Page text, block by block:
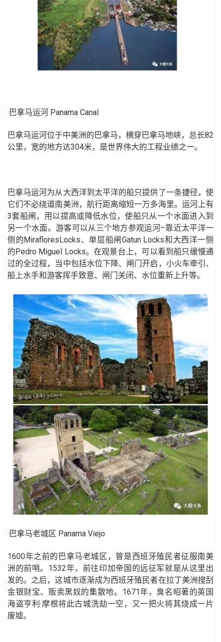
·巴拿马运河 Panama Canal
巴拿马运河位于中美洲的巴拿马，横穿巴拿马地峡，总长82
公里，宽的地方达304米，是世界伟大的工程业绩之一。
巴拿马运河为从大西洋到太平洋的船只提供了一条捷径，使
它们不必绕道南美洲，航行距离缩短一万多海里。运河上有
3套船闸，用以提高或降低水位，使船只从一个水面进入到
另一个水面。游客可以从三个地方参观运河–靠近太平洋一
侧的MirafloresLocks、单层船闸Gatun Locks和大西洋一侧
的Pedro Miguel Locks。在观景台上，可以看到船只缓慢通
过的全过程，当中包括水位下降、闸门开启，小火车牵引、
船上水手和游客挥手致意、闸门关闭、水位重新上升等。
·巴拿马老城区 Panama Viejo
1600年之前的巴拿马老城区，曾是西班牙殖民者征服南美
洲的前哨。1532年，前往印加帝国的远征军就是从这里出
发的。之后，这城市逐渐成为西班牙殖民者在拉丁美洲搜刮
金银财宝、贩卖黑奴的集散地。1671年，臭名昭著的英国
海盗亨利·摩根将此古城洗劫一空，又一把火将其烧成一片
废墟。